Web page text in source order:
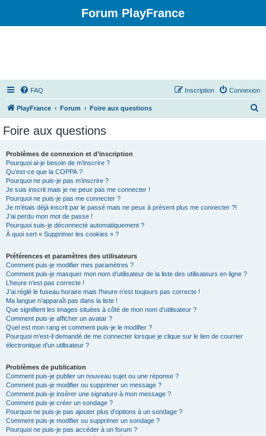
Forum PlayFrance
FAQ Connexion
Inscription
PlayFrance Forum Foire aux questions
Foire aux questions
Problèmes de connexion et d’inscription
Pourquoi ai-je besoin de m’inscrire ?
Qu’est-ce que la COPPA ?
Pourquoi ne puis-je pas m’inscrire ?
Je suis inscrit mais je ne peux pas me connecter !
Pourquoi ne puis-je pas me connecter ?
Je m’étais déjà inscrit par le passé mais ne peux à présent plus me connecter ?!
J’ai perdu mon mot de passe !
Pourquoi suis-je déconnecté automatiquement ?
À quoi sert « Supprimer les cookies » ?
Préférences et paramètres des utilisateurs
Comment puis-je modifier mes paramètres ?
Comment puis-je masquer mon nom d’utilisateur de la liste des utilisateurs en ligne ?
L’heure n’est pas correcte !
J’ai réglé le fuseau horaire mais l’heure n’est toujours pas correcte !
Ma langue n’apparaît pas dans la liste !
Que signifient les images situées à côté de mon nom d’utilisateur ?
Comment puis-je afficher un avatar ?
Quel est mon rang et comment puis-je le modifier ?
Pourquoi m’est-il demandé de me connecter lorsque je clique sur le lien de courrier
électronique d’un utilisateur ?
Problèmes de publication
Comment puis-je publier un nouveau sujet ou une réponse ?
Comment puis-je modifier ou supprimer un message ?
Comment puis-je insérer une signature à mon message ?
Comment puis-je créer un sondage ?
Pourquoi ne puis-je pas ajouter plus d’options à un sondage ?
Comment puis-je modifier ou supprimer un sondage ?
Pourquoi ne puis-je pas accéder à un forum ?